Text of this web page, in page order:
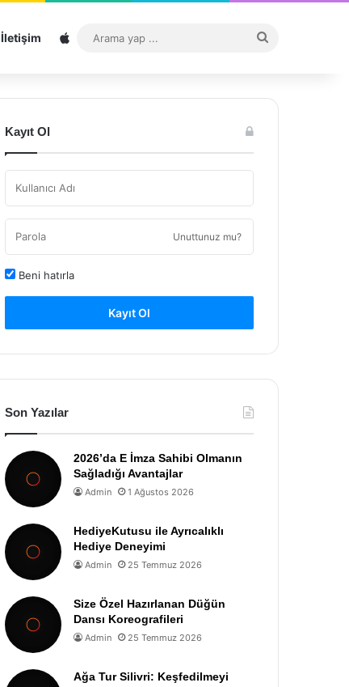
İletişim Sitemap
...
Kayıt Ol
Unuttunuz mu?
Beni hatırla
Kayıt Ol
Son Yazılar
2026’da E İmza Sahibi Olmanın
Sağladığı Avantajlar
Admin 1 Ağustos 2026
HediyeKutusu ile Ayrıcalıklı
Hediye Deneyimi
Admin 25 Temmuz 2026
Size Özel Hazırlanan Düğün
Dansı Koreografileri
Admin 25 Temmuz 2026
Ağa Tur Silivri: Keşfedilmeyi